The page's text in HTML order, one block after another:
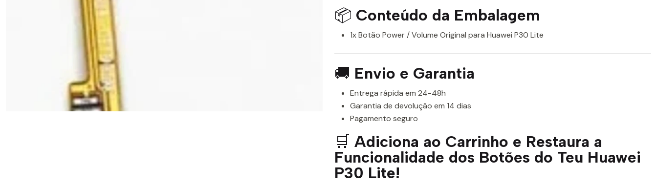
📦 Conteúdo da Embalagem
1x Botão Power / Volume Original para Huawei P30 Lite
🚚 Envio e Garantia
Entrega rápida em 24-48h
Garantia de devolução em 14 dias
Pagamento seguro
🛒 Adiciona ao Carrinho e Restaura a
Funcionalidade dos Botões do Teu Huawei
P30 Lite!